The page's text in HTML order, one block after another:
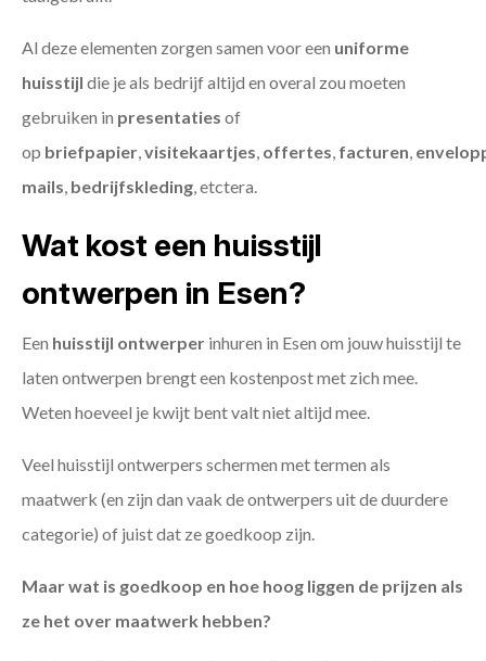
Al deze elementen zorgen samen voor een uniforme
huisstijl die je als bedrijf altijd en overal zou moeten
gebruiken in presentaties of
op briefpapier,visitekaartjes, offertes, facturen,
mails, bedrijfskleding, etctera.
Wat kost een huisstijl
ontwerpen in Esen?
Een huisstijl ontwerper inhuren in Esen om jouw huisstijl te
laten ontwerpen brengt een kostenpost met zich mee.
Weten hoeveel je kwijt bent valt niet altijd mee.
Veel huisstijl ontwerpers schermen met termen als
maatwerk (en zijn dan vaak de ontwerpers uit de duurdere
categorie) of juist dat ze goedkoop zijn.
Maar wat is goedkoop en hoe hoog liggen de prijzen als
ze het over maatwerk hebben?